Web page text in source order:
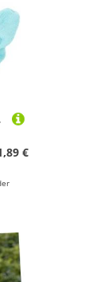
Blade Covers S
€